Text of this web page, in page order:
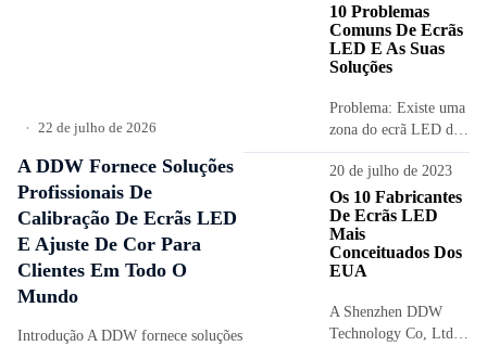
• 22 de julho de 2026
A DDW Fornece Soluções
Profissionais De
Calibração De Ecrãs LED
E Ajuste De Cor Para
Clientes Em Todo O
Mundo
Introdução A DDW fornece soluções
10 Problemas
Comuns De Ecrãs
LED E As Suas
Soluções
Problema: Existe uma
zona do ecrã LED de
grandes dimensões em
que a imagem
apresentada é
anómala, por
exemplo,...
20 de julho de 2023
Os 10 Fabricantes
De Ecrãs LED
Mais
Conceituados Dos
EUA
A Shenzhen DDW
Technology Co, Ltd é